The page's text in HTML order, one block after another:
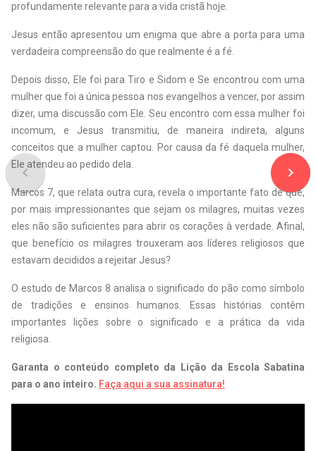
navigate_before
profundamente relevante para a vida cristã hoje.
Jesus então apresentou um enigma que abre a porta para uma
verdadeira compreensão do que realmente é a fé.
Depois disso, Ele foi para Tiro e Sidom e Se encontrou com uma
mulher que foi a única pessoa nos evangelhos a vencer, por assim
dizer, uma discussão com Ele. Seu encontro com essa mulher foi
incomum, e Jesus transmitiu, de maneira indireta, alguns
conceitos que a mulher captou. Por causa da fé daquela mulher,
Ele atendeu ao pedido dela.
Marcos 7, que relata outra cura, revela o importante fato de que,
por mais impressionantes que sejam os milagres, muitas vezes
eles não são suficientes para abrir os corações à verdade. Afinal,
que benefício os milagres trouxeram aos líderes religiosos que
estavam decididos a rejeitar Jesus?
O estudo de Marcos 8 analisa o significado do pão como símbolo
de tradições e ensinos humanos. Essas histórias contêm
importantes lições sobre o significado e a prática da vida
religiosa.
Garanta o conteúdo completo da Lição da Escola Sabatina
para o ano inteiro. Faça aqui a sua assinatura!
navigate_next